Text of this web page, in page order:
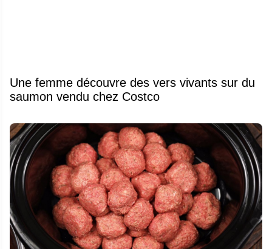
Une femme découvre des vers vivants sur du
saumon vendu chez Costco